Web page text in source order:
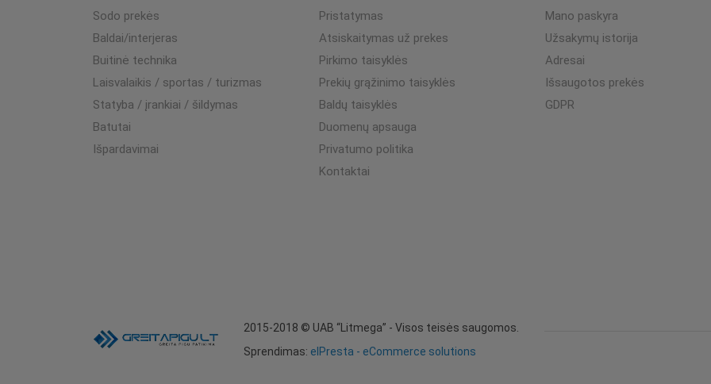
Sodo prekės
Baldai/interjeras
Buitinė technika
Laisvalaikis / sportas / turizmas
Statyba / įrankiai / šildymas
Batutai
Išpardavimai
Pristatymas
Atsiskaitymas už prekes
Pirkimo taisyklės
Prekių grąžinimo taisyklės
Baldų taisyklės
Duomenų apsauga
Privatumo politika
Kontaktai
Mano paskyra
Užsakymų istorija
Adresai
Išsaugotos prekės
GDPR
2015-2018 © UAB “Litmega” - Visos teisės saugomos.
Sprendimas: elPresta - eCommerce solutions